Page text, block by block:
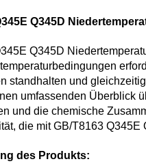
Q345D
Q345D
standhalten und
umfassenden Überblick
und die chemische
die mit GB/T8163
des Produkts: